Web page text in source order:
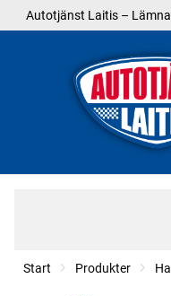
Autotjänst Laitis –
Start Produkter